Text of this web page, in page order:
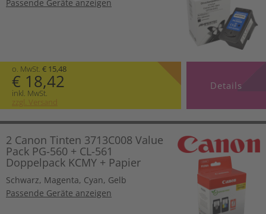
Passende Geräte anzeigen
o. MwSt. € 15,48
€ 18,42
inkl. MwSt.
zzgl. Versand
Details
2 Canon Tinten 3713C008 Value
Pack PG-560 + CL-561
Doppelpack KCMY + Papier
Schwarz, Magenta, Cyan, Gelb
Passende Geräte anzeigen